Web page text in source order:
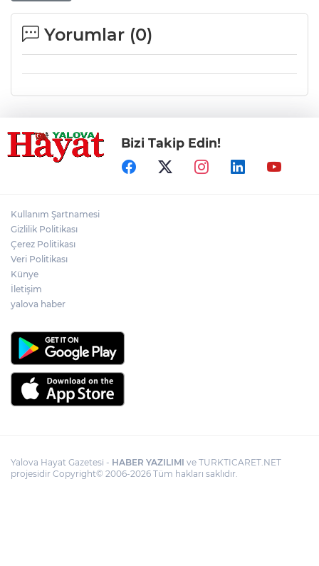
Yorumlar (0)
Bizi Takip Edin!
Kullanım Şartnamesi
Gizlilik Politikası
Çerez Politikası
Veri Politikası
Künye
İletişim
yalova haber
Yalova Hayat Gazetesi - HABER YAZILIMI ve TURKTICARET.NET
projesidir Copyright© 2006-2026 Tüm hakları saklıdır.